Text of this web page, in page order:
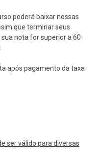
poderá baixar nossas
que terminar seus
nota for superior a 60
após pagamento da taxa
ser válido para diversas